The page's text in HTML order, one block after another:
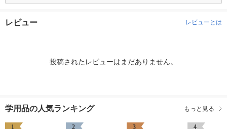
レビュー レビューとは
投稿されたレビューはまだありません。
学用品の人気ランキング もっと見る
1 2 3 4